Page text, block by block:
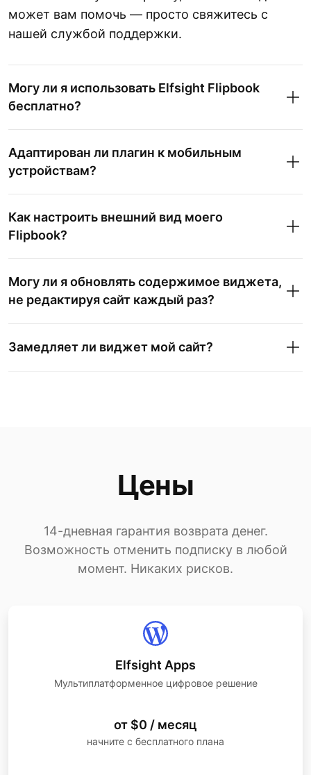
может вам помочь — просто свяжитесь с
нашей службой поддержки.
Могу ли я использовать Elfsight Flipbook
бесплатно?
Адаптирован ли плагин к мобильным
устройствам?
Как настроить внешний вид моего
Flipbook?
Могу ли я обновлять содержимое виджета,
не редактируя сайт каждый раз?
Замедляет ли виджет мой сайт?
Цены
14-дневная гарантия возврата денег.
Возможность отменить подписку в любой
момент. Никаких рисков.
Elfsight Apps
Мультиплатформенное цифровое решение
от $0 / месяц
начните с бесплатного плана